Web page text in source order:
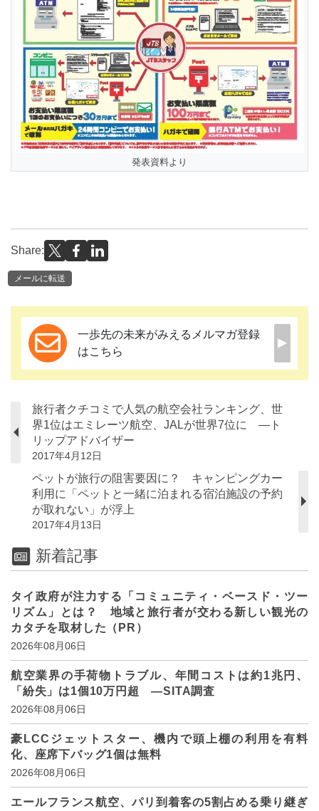
発表資料より
Share:
メールに転送
一歩先の未来がみえるメルマガ登録
はこちら
旅行者クチコミで人気の航空会社ランキング、世
界1位はエミレーツ航空、JALが世界7位に ―ト
リップアドバイザー
2017年4月12日
ペットが旅行の阻害要因に？ キャンピングカー
利用に「ペットと一緒に泊まれる宿泊施設の予約
が取れない」が浮上
2017年4月13日
新着記事
タイ政府が注力する「コミュニティ・ベースド・ツー
リズム」とは？ 地域と旅行者が交わる新しい観光の
カタチを取材した（PR）
2026年08月06日
航空業界の手荷物トラブル、年間コストは約1兆円、
「紛失」は1個10万円超 ―SITA調査
2026年08月06日
豪LCCジェットスター、機内で頭上棚の利用を有料
化、座席下バッグ1個は無料
2026年08月06日
エールフランス航空、パリ到着客の5割占める乗り継ぎ